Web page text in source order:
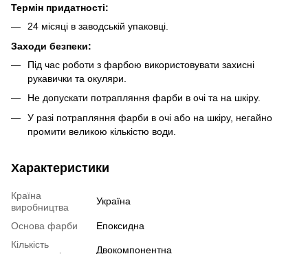
Термін придатності:
24 місяці в заводській упаковці.
Заходи безпеки:
Під час роботи з фарбою використовувати захисні
рукавички та окуляри.
Не допускати потрапляння фарби в очі та на шкіру.
У разі потрапляння фарби в очі або на шкіру, негайно
промити великою кількістю води.
Характеристики
Країна
виробництва
Україна
Основа фарби
Епоксидна
Кількість
Двокомпонентна